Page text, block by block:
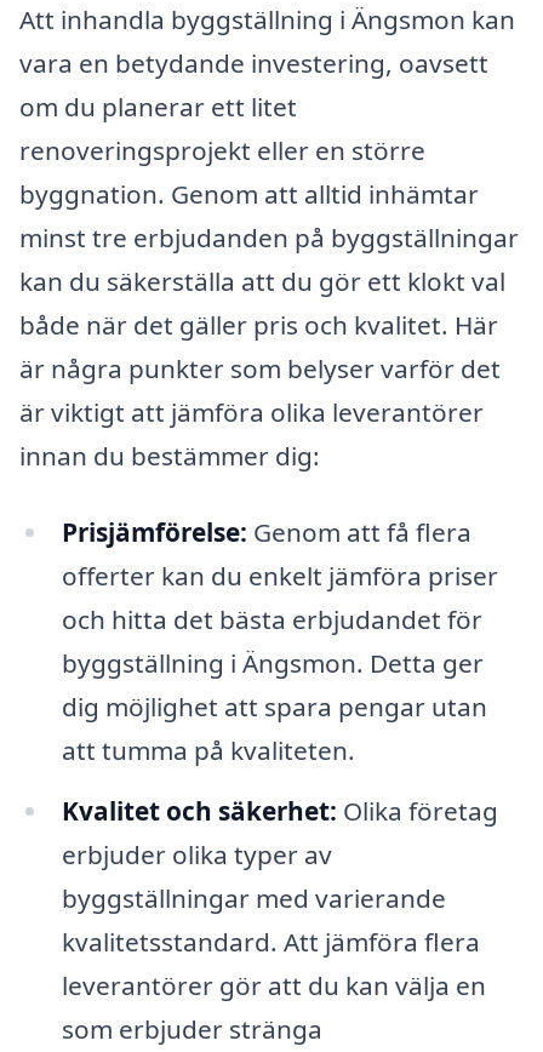
Att inhandla byggställning i Ängsmon kan
vara en betydande investering, oavsett
om du planerar ett litet
renoveringsprojekt eller en större
byggnation. Genom att alltid inhämtar
minst tre erbjudanden på byggställningar
kan du säkerställa att du gör ett klokt val
både när det gäller pris och kvalitet. Här
är några punkter som belyser varför det
är viktigt att jämföra olika leverantörer
innan du bestämmer dig:
Prisjämförelse: Genom att få flera
offerter kan du enkelt jämföra priser
och hitta det bästa erbjudandet för
byggställning i Ängsmon. Detta ger
dig möjlighet att spara pengar utan
att tumma på kvaliteten.
Kvalitet och säkerhet: Olika företag
erbjuder olika typer av
byggställningar med varierande
kvalitetsstandard. Att jämföra flera
leverantörer gör att du kan välja en
som erbjuder stränga